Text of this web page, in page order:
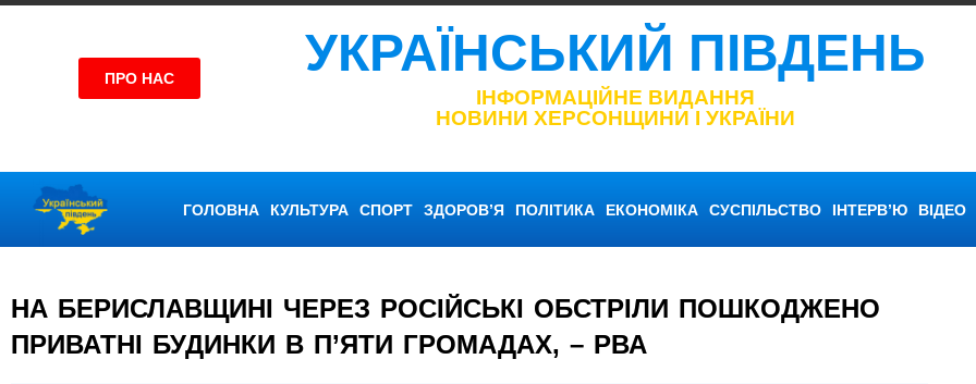
ПРО НАС УКРАЇНСЬКИЙ ПІВДЕНЬ
ІНФОРМАЦІЙНЕ ВИДАННЯ
НОВИНИ ХЕРСОНЩИНИ І УКРАЇНИ
ГОЛОВНА КУЛЬТУРА СПОРТ ЗДОРОВ’Я ПОЛІТИКА ЕКОНОМІКА СУСПІЛЬСТВО ІНТЕРВ’Ю ВІДЕО
НА БЕРИСЛАВЩИНІ ЧЕРЕЗ РОСІЙСЬКІ ОБСТРІЛИ ПОШКОДЖЕНО
ПРИВАТНІ БУДИНКИ В П’ЯТИ ГРОМАДАХ, – РВА